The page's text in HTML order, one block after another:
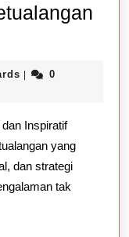
Paul
|
0
Inspiratif
yang
dan strategi
tak